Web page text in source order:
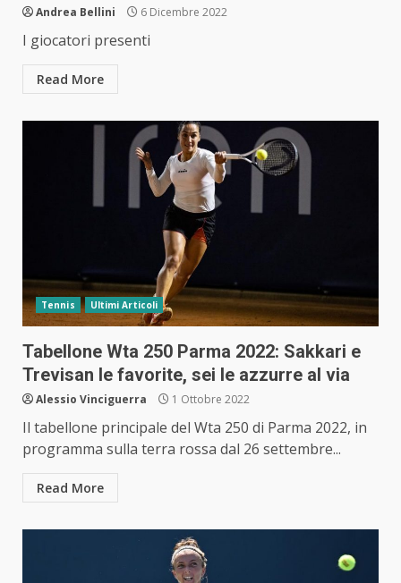
Andrea Bellini 6 Dicembre 2022
I giocatori presenti
Read More
Tennis Ultimi Articoli
Tabellone Wta 250 Parma 2022: Sakkari e
Trevisan le favorite, sei le azzurre al via
Alessio Vinciguerra 1 Ottobre 2022
Il tabellone principale del Wta 250 di Parma 2022, in
programma sulla terra rossa dal 26 settembre...
Read More